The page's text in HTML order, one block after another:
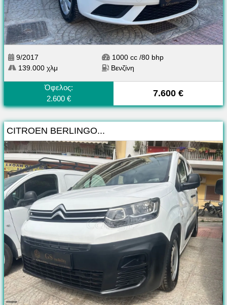
9/2017
139.000 χλμ
1000 cc /80 bhp
Βενζίνη
Όφελος:
2.600 €
7.600 €
CITROEN BERLINGO...